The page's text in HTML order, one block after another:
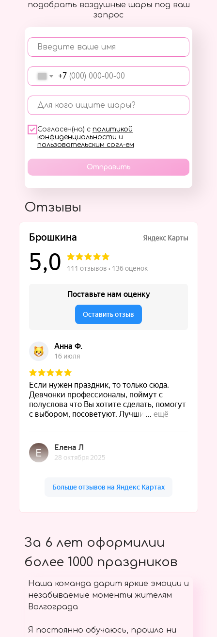
подобрать воздушные шары под ваш
запрос
Введите ваше имя
+7
Для кого ищите шары?
Согласен(на) с политикой
конфиденциальности и
пользовательским согл-ем
Отправить
Отзывы
За 6 лет оформилии
более 1000 праздников
Наша команда дарит яркие эмоции и
незабываемые моменты жителям
Волгограда
Я постоянно обучаюсь, прошла ни